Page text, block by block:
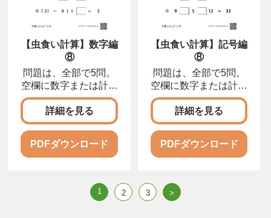
【虫食い計算】数字編
⑧
問題は、全部で5問。
空欄に数字または計算
記号を入れて、正しい
計算式を完成させまし
ょう。
詳細を見る
PDFダウンロード
【虫食い計算】記号編
⑧
問題は、全部で5問。
空欄に数字または計算
記号を入れて、正しい
計算式を完成させまし
ょう。
詳細を見る
PDFダウンロード
1 2 3 >